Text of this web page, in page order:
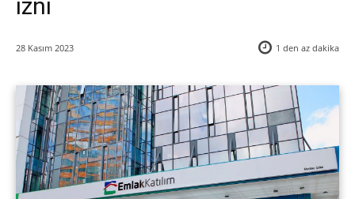
izni
28 Kasım 2023 1 den az dakika